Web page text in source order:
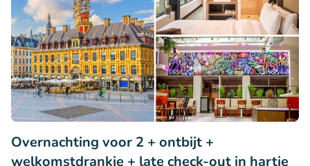
Overnachting voor 2 + ontbijt +
welkomstdrankje + late check-out in hartje